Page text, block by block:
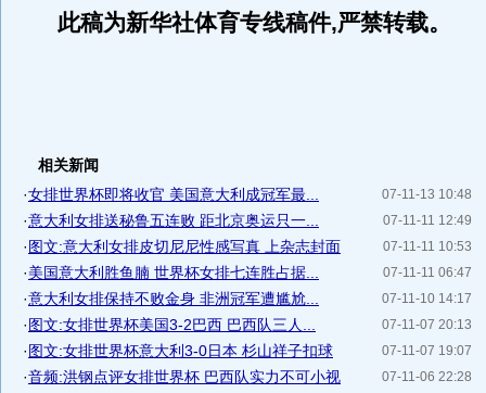
此稿为新华社体育专线稿件,严禁转载。
相关新闻
07-11-13 10:48
·女排世界杯即将收官 美国意大利成冠军最...
07-11-11 12:49
·意大利女排送秘鲁五连败 距北京奥运只一...
07-11-11 10:53
·图文:意大利女排皮切尼尼性感写真 上杂志封面
07-11-11 06:47
·美国意大利胜鱼腩 世界杯女排七连胜占据...
07-11-10 14:17
·意大利女排保持不败金身 非洲冠军遭尴尬...
07-11-07 20:13
·图文:女排世界杯美国3-2巴西 巴西队三人...
07-11-07 19:07
·图文:女排世界杯意大利3-0日本 杉山祥子扣球
07-11-06 22:28
·音频:洪钢点评女排世界杯 巴西队实力不可小视